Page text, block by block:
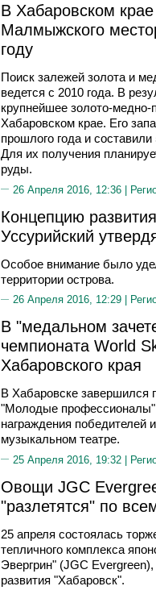
В Хабаровском
Малмыжского
году
Поиск залежей золота и
ведется с 2010 года. В
крупнейшее золото-
Хабаровском крае. Его
прошлого года и
Для их получения
руды.
26 Апреля 2016, 12:36 |
Концепцию
Уссурийский
Особое внимание было
территории острова.
26 Апреля 2016, 12:29 |
В "медальном
чемпионата World
Хабаровского края
В Хабаровске завершился
"Молодые
награждения победителей
музыкальном театре.
25 Апреля 2016, 19:32 |
Овощи JGC
"разлетятся" по
25 апреля состоялась
тепличного комплекса
Эвергрин" (JGC
развития "Хабаровск".